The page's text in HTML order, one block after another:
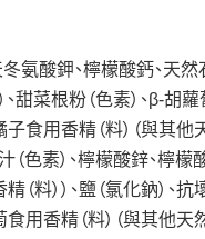
氨酸鉀、檸檬酸鈣、天
甜菜根粉（色素）、β-胡
用香精（料）（與其他
色素）、檸檬酸鋅、檸
料））、鹽（氯化鈉）
用香精（料）（與其他